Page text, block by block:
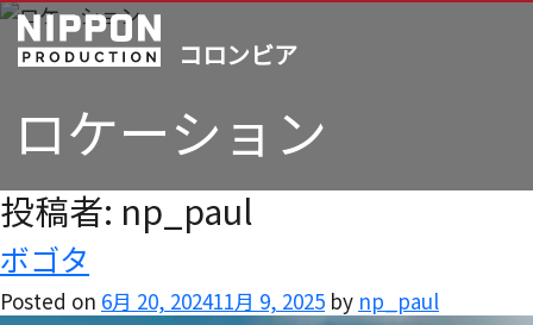
ロケーション
投稿者: np_paul
ボゴタ
Posted on 6月 20, 202411月 9, 2025 by np_paul